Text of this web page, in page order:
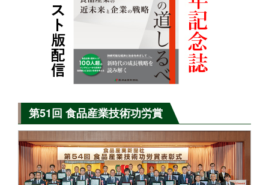
第51回 食品産業技術功労賞